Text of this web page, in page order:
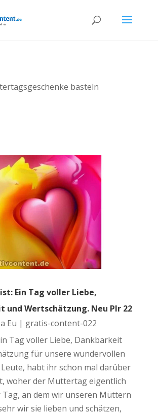
basteln
Ein Tag voller Liebe,
und Wertschätzung. Neu Plr 22
Eu | gratis-content-022
Tag voller Liebe, Dankbarkeit
für unsere wundervollen
habt ihr schon mal darüber
woher der Muttertag eigentlich
Tag, an dem wir unseren Müttern
wir sie lieben und schätzen,